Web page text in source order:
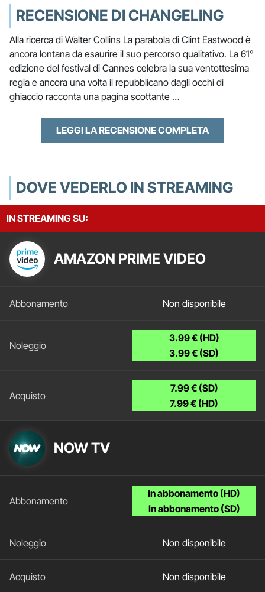
RECENSIONE DI CHANGELING
Alla ricerca di Walter Collins La parabola di Clint Eastwood è
ancora lontana da esaurire il suo percorso qualitativo. La 61°
edizione del festival di Cannes celebra la sua ventottesima
regia e ancora una volta il repubblicano dagli occhi di
ghiaccio racconta una pagina scottante …
LEGGI LA RECENSIONE COMPLETA
DOVE VEDERLO IN STREAMING
IN STREAMING SU:
AMAZON PRIME VIDEO
Non disponibile
3.99 € (HD)
3.99 € (SD)
7.99 € (SD)
7.99 € (HD)
NOW TV
In abbonamento (HD)
In abbonamento (SD)
Non disponibile
Non disponibile